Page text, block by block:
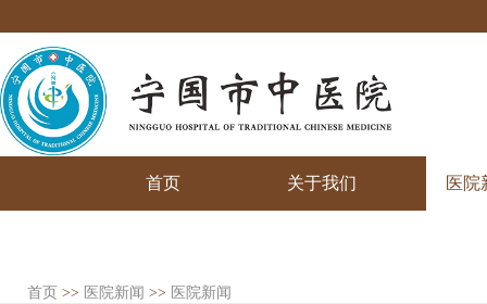
首页 关于我们 医院
首页 >> 医院新闻 >> 医院新闻